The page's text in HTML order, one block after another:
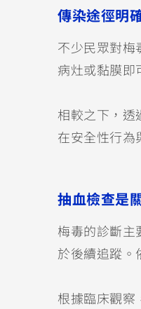
傳染途徑明
不少民眾對梅
病灶或黏膜即
相較之下，透
在安全性行為
抽血檢查是
梅毒的診斷主
於後續追蹤。
根據臨床觀察